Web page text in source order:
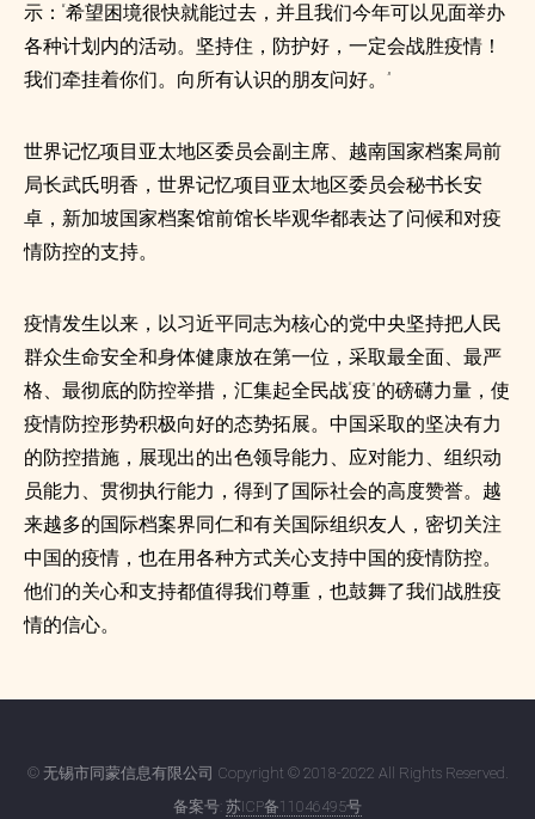
示：“希望困境很快就能过去，并且我们今年可以见面举办
各种计划内的活动。坚持住，防护好，一定会战胜疫情！
我们牵挂着你们。向所有认识的朋友问好。”
世界记忆项目亚太地区委员会副主席、越南国家档案局前
局长武氏明香，世界记忆项目亚太地区委员会秘书长安
卓，新加坡国家档案馆前馆长毕观华都表达了问候和对疫
情防控的支持。
疫情发生以来，以习近平同志为核心的党中央坚持把人民
群众生命安全和身体健康放在第一位，采取最全面、最严
格、最彻底的防控举措，汇集起全民战“疫”的磅礴力量，使
疫情防控形势积极向好的态势拓展。中国采取的坚决有力
的防控措施，展现出的出色领导能力、应对能力、组织动
员能力、贯彻执行能力，得到了国际社会的高度赞誉。越
来越多的国际档案界同仁和有关国际组织友人，密切关注
中国的疫情，也在用各种方式关心支持中国的疫情防控。
他们的关心和支持都值得我们尊重，也鼓舞了我们战胜疫
情的信心。
© 无锡市同蒙信息有限公司 Copyright © 2018-2022 All Rights Reserved.
备案号: 苏ICP备11046495号